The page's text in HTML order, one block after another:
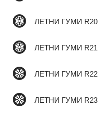
ЛЕТНИ ГУМИ R20
ЛЕТНИ ГУМИ R21
ЛЕТНИ ГУМИ R22
ЛЕТНИ ГУМИ R23